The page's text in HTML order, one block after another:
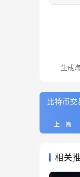
生成
比特币
上一篇
相关